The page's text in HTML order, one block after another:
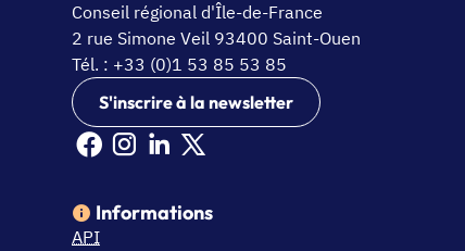
Conseil régional d'Île-de-France
2 rue Simone Veil 93400 Saint-Ouen
Tél. : +33 (0)1 53 85 53 85
S'inscrire à la newsletter
Facebook Ile de France (nouvelle fenêtre)
Instagram Ile de France (nouvelle fenêtre)
Linkedin Ile de France (nouvelle fenêtre)
X Ile de France (nouvelle fenêtre)
Informations
API